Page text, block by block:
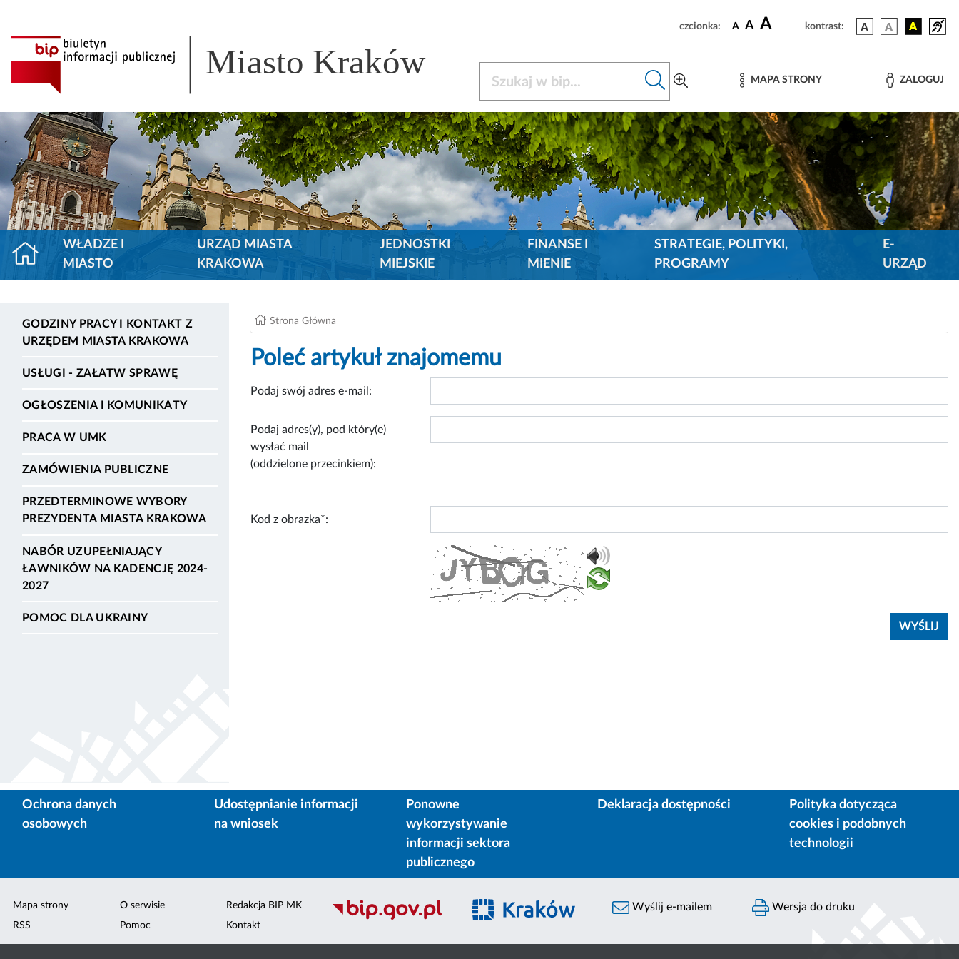
czcionka: A A A kontrast:
Miasto Kraków MAPA STRONY ZALOGUJ
WŁADZE I
MIASTO
URZĄD MIASTA
KRAKOWA
JEDNOSTKI
MIEJSKIE
FINANSE I
MIENIE
STRATEGIE, POLITYKI,
PROGRAMY
E-
URZĄD
GODZINY PRACY I KONTAKT Z
URZĘDEM MIASTA KRAKOWA
USŁUGI - ZAŁATW SPRAWĘ
OGŁOSZENIA I KOMUNIKATY
PRACA W UMK
ZAMÓWIENIA PUBLICZNE
PRZEDTERMINOWE WYBORY
PREZYDENTA MIASTA KRAKOWA
NABÓR UZUPEŁNIAJĄCY
ŁAWNIKÓW NA KADENCJĘ 2024-
2027
POMOC DLA UKRAINY
Strona Główna
Poleć artykuł znajomemu
Podaj swój adres e-mail:
Podaj adres(y), pod który(e)
wysłać mail
(oddzielone przecinkiem):
Kod z obrazka*:
Ochrona danych
osobowych
Udostępnianie informacji
na wniosek
Ponowne
wykorzystywanie
informacji sektora
publicznego
Deklaracja dostępności
Polityka dotycząca
cookies i podobnych
technologii
Mapa strony
RSS
O serwisie
Pomoc
Redakcja BIP MK
Kontakt
Wyślij e-mailem Wersja do druku